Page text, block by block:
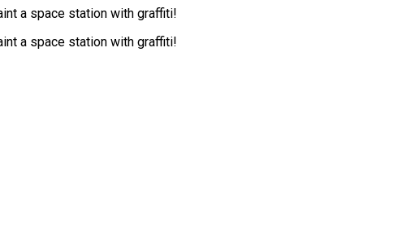
a space station with graffiti!
a space station with graffiti!